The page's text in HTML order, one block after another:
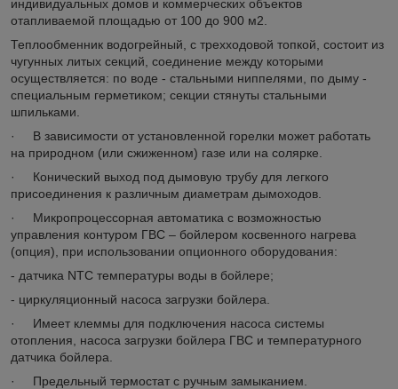
индивидуальных домов и коммерческих объектов
отапливаемой площадью от 100 до 900 м2
Теплообменник водогрейный, с трехходовой топкой, состоит из
чугунных литых секций, соединение между которыми
осуществляется: по воде - стальными ниппелями, по дыму -
специальным герметиком; секции стянуты стальными
шпильками.
· В зависимости от установленной горелки может работать
на природном (или сжиженном) газе или на солярке.
· Конический выход под дымовую трубу для легкого
присоединения к различным диаметрам дымоходов.
· Микропроцессорная автоматика с возможностью
управления контуром ГВС – бойлером косвенного нагрева
(опция), при использовании опционного оборудования:
- датчика NTС температуры воды в бойлере;
- циркуляционный насоса загрузки бойлера.
· Имеет клеммы для подключения насоса системы
отопления, насоса загрузки бойлера ГВС и температурного
датчика бойлера.
· Предельный термостат с ручным замыканием.